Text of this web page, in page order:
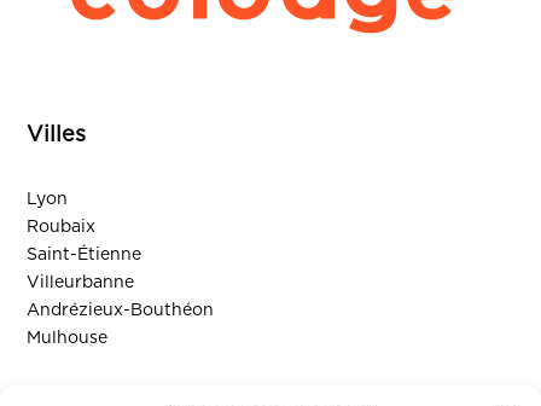
Villes
Lyon
Roubaix
Saint-Étienne
Villeurbanne
Andrézieux-Bouthéon
Mulhouse